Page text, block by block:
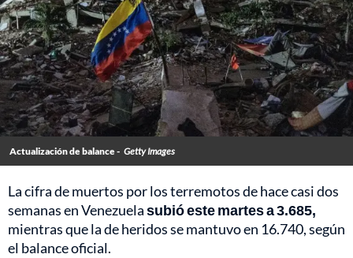
Actualización de balance - Getty Images
La cifra de muertos por los terremotos de hace casi dos
semanas en Venezuelasubió este martes a 3.685,
mientras que la de heridos se mantuvo en 16.740, según
el balance oficial.